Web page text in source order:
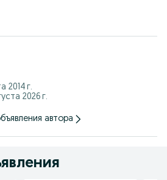
семейных компаний и
Только для семейных пар и
2014 г.
2026 г.
автора